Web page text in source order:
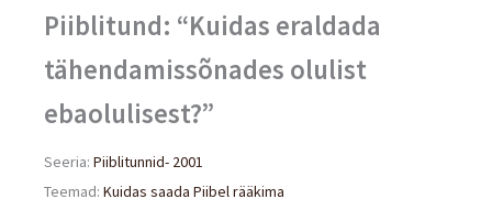
Piiblitund: “Kuidas eraldada
tähendamissõnades olulist
ebaolulisest?”
Seeria:Piiblitunnid- 2001
Teemad:Kuidas saada Piibel rääkima